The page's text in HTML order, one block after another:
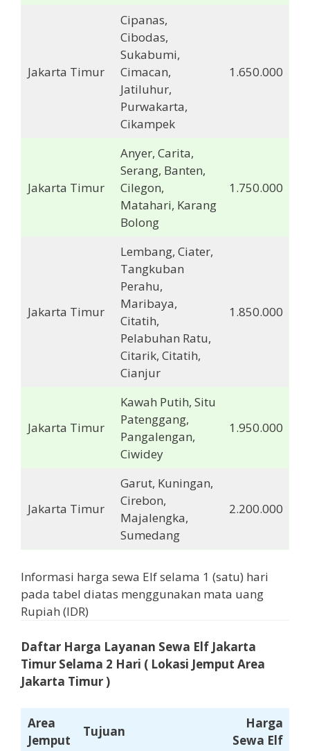
Jakarta Timur
Cipanas,
Cibodas,
Sukabumi,
Cimacan,
Jatiluhur,
Purwakarta,
Cikampek
1.650.000
Jakarta Timur
Anyer, Carita,
Serang, Banten,
Cilegon,
Matahari, Karang
Bolong
1.750.000
Jakarta Timur
Lembang, Ciater,
Tangkuban
Perahu,
Maribaya,
Citatih,
Pelabuhan Ratu,
Citarik, Citatih,
Cianjur
1.850.000
Jakarta Timur
Kawah Putih, Situ
Patenggang,
Pangalengan,
Ciwidey
1.950.000
Jakarta Timur
Garut, Kuningan,
Cirebon,
Majalengka,
Sumedang
2.200.000
Informasi harga sewa Elf selama 1 (satu) hari
pada tabel diatas menggunakan mata uang
Rupiah (IDR)
Daftar Harga Layanan Sewa Elf Jakarta
Timur Selama 2 Hari ( Lokasi Jemput Area
Jakarta Timur )
Area
Jemput
Tujuan
Harga
Sewa Elf